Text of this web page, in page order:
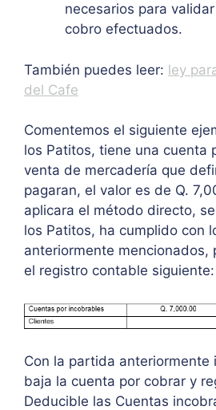
necesarios para
cobro efectuados.
También puedes leer: ley
del Cafe
Comentemos el siguiente
los Patitos, tiene una cuenta
venta de mercadería que
pagaran, el valor es de Q.
aplicara el método directo,
los Patitos, ha cumplido con
anteriormente mencionados,
el registro contable siguiente:
Con la partida anteriormente
baja la cuenta por cobrar y
Deducible las Cuentas